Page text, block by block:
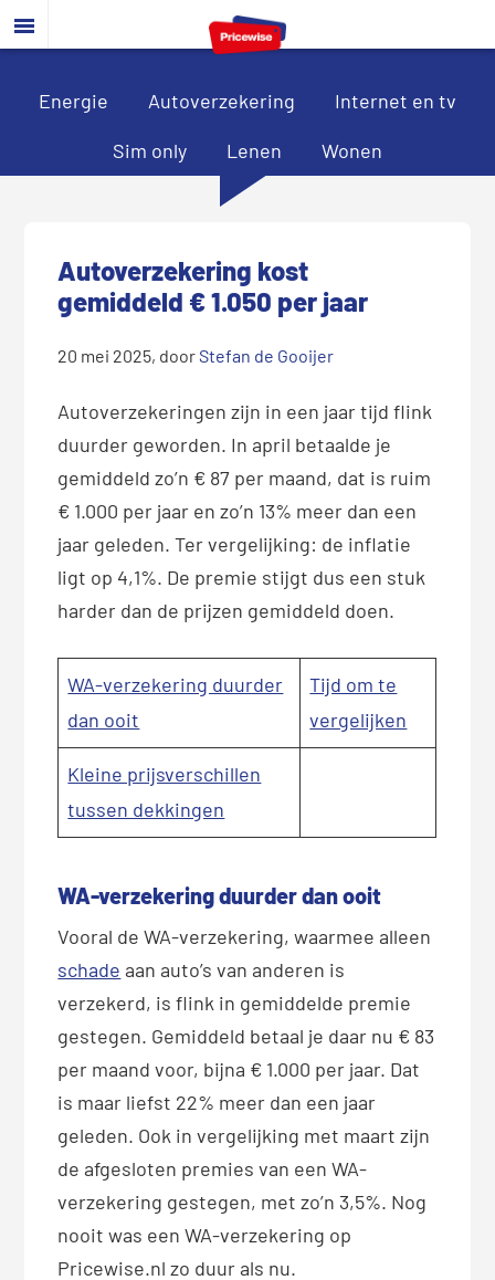
Door
naar
hoofd
Spring
naar
eerste
Spring
naar
voettekst
Energie Autoverzekering Internet en tv
Sim only Lenen Wonen
Autoverzekering kost
gemiddeld € 1.050 per jaar
20 mei 2025, doorStefan de Gooijer
Autoverzekeringen zijn in een jaar tijd flink
duurder geworden. In april betaalde je
gemiddeld zo’n € 87 per maand, dat is ruim
€ 1.000 per jaar en zo’n 13% meer dan een
jaar geleden. Ter vergelijking: de inflatie
ligt op 4,1%. De premie stijgt dus een stuk
harder dan de prijzen gemiddeld doen.
WA-verzekering duurder
dan ooit
Tijd om te
vergelijken
Kleine prijsverschillen
tussen dekkingen
WA-verzekering duurder dan ooit
Vooral de WA-verzekering, waarmee alleen
schade aan auto’s van anderen is
verzekerd, is flink in gemiddelde premie
gestegen. Gemiddeld betaal je daar nu € 83
per maand voor, bijna € 1.000 per jaar. Dat
is maar liefst 22% meer dan een jaar
geleden. Ook in vergelijking met maart zijn
de afgesloten premies van een WA-
verzekering gestegen, met zo’n 3,5%. Nog
nooit was een WA-verzekering op
Pricewise.nl zo duur als nu.